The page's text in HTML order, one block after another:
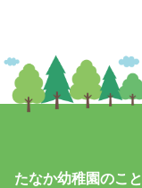
たなか幼稚園のこと